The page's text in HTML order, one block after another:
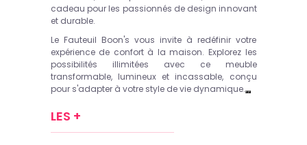
cadeau pour les passionnés de design innovant
et durable.
Le Fauteuil Boon's vous invite à redéfinir votre
expérience de confort à la maison. Explorez les
possibilités illimitées avec ce meuble
transformable, lumineux et incassable, conçu
pour s'adapter à votre style de vie dynamique.
LES +